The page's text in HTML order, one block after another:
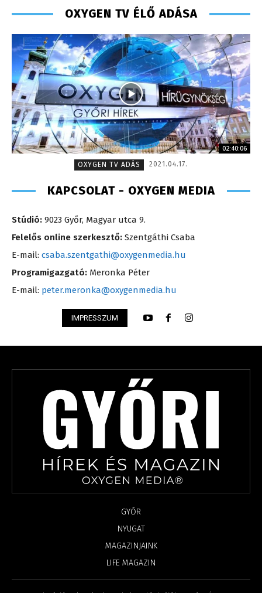
OXYGEN TV ÉLŐ ADÁSA
02:40:06
OXYGEN TV ADÁS
2021.04.17.
KAPCSOLAT - OXYGEN MEDIA
Stúdió: 9023 Győr, Magyar utca 9.
Felelős online szerkesztő: Szentgáthi Csaba
E-mail: csaba.szentgathi@oxygenmedia.hu
Programigazgató: Meronka Péter
E-mail: peter.meronka@oxygenmedia.hu
IMPRESSZUM
GYŐR
NYUGAT
MAGAZINJAINK
LIFE MAGAZIN